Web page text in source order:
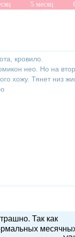
5 месяц
кровило.
нео. Но на
хожу. Тянет низ
Так как